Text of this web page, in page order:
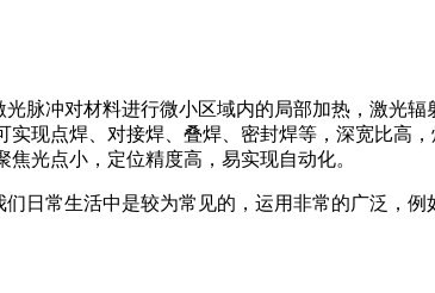
脉冲对材料进行微小区域内的局部加热，激光
实现点焊、对接焊、叠焊、密封焊等，深宽比高
光点小，定位精度高，易实现自动化。
日常生活中是较为常见的，运用非常的广泛，